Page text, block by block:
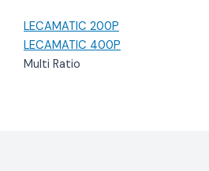
LECAMATIC 200P
LECAMATIC 400P
Multi Ratio